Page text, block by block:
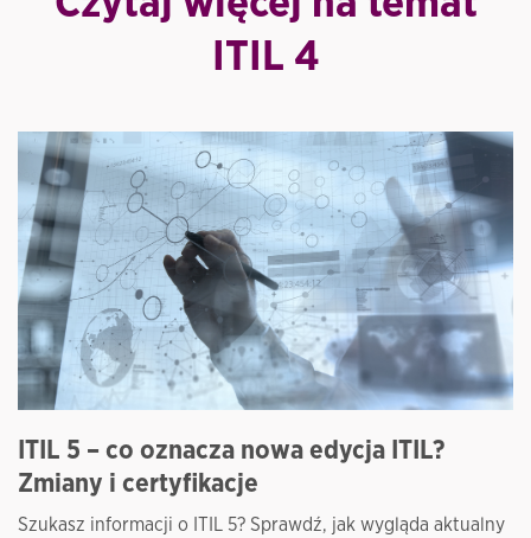
ITIL 4
ITIL 5 – co oznacza nowa edycja ITIL?
Zmiany i certyfikacje
Szukasz informacji o ITIL 5? Sprawdź, jak wygląda aktualny